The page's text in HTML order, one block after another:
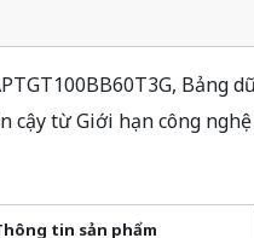
Bảng
cậy từ Giới hạn công nghệ
tin sản phẩm